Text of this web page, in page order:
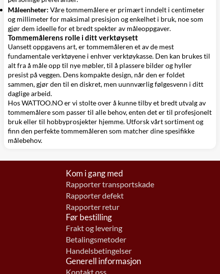
Måleenheter: Våre tommemålere er primært inndelt i centimeter
og millimeter for maksimal presisjon og enkelhet i bruk, noe som
gjør dem ideelle for et bredt spekter av måleoppgaver.
Tommemålerens rolle i ditt verktøysett
Uansett oppgavens art, er tommemåleren et av de mest
fundamentale verktøyene i enhver verktøykasse. Den kan brukes til
alt fra å måle opp til nye møbler, til å plassere bilder og hyller
presist på veggen. Dens kompakte design, når den er foldet
sammen, gjør den til en diskret, men uunnværlig følgesvenn i ditt
daglige arbeid.
Hos WATTOO.NO er vi stolte over å kunne tilby et bredt utvalg av
tommemålere som passer til alle behov, enten det er til profesjonelt
bruk eller til hobbyprosjekter hjemme. Utforsk vårt sortiment og
finn den perfekte tommemåleren som matcher dine spesifikke
målebehov.
Kom i gang med
Rapporter transportskade
Rapporter defekt
Rapporter retur
Før bestilling
Frakt og levering
Betalingsmetoder
Handelsbetingelser
Generell informasjon
Kontakt oss